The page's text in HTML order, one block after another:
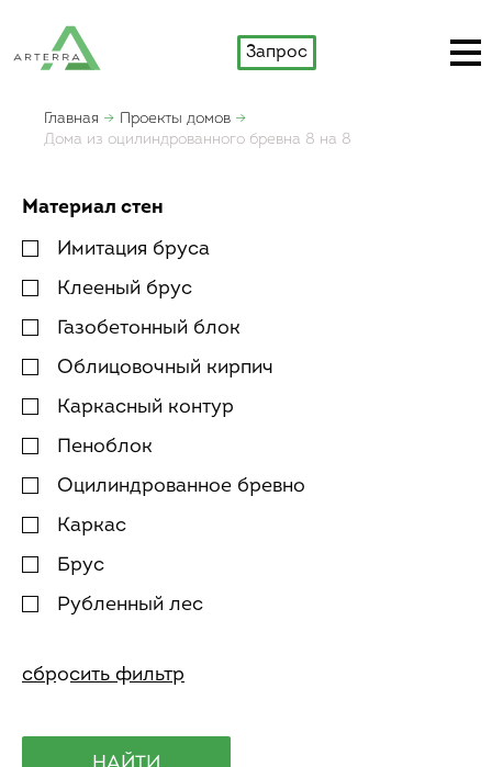
Запрос
Главная
Проекты домов
Дома из оцилиндрованного бревна 8 на 8
Материал стен
Имитация бруса
Клееный брус
Газобетонный блок
Облицовочный кирпич
Каркасный контур
Пеноблок
Оцилиндрованное бревно
Каркас
Брус
Рубленный лес